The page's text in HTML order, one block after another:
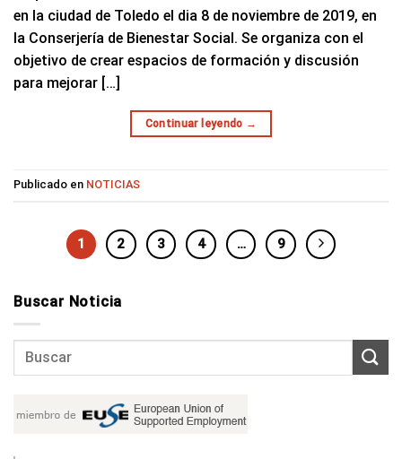
en la ciudad de Toledo el dia 8 de noviembre de 2019, en
la Conserjería de Bienestar Social. Se organiza con el
objetivo de crear espacios de formación y discusión
para mejorar […]
Continuar leyendo →
Publicado en NOTICIAS
1 2 3 4 … 9
Buscar Noticia